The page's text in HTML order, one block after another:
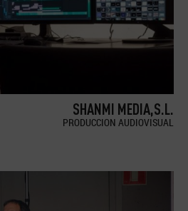
SHANMI MEDIA,S.L.
PRODUCCION AUDIOVISUAL